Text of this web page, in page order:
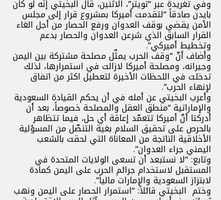
وفي تغريدة عبر “تويتر”، الاثنين، قال البخيتي إنّه لو كان
بايدن صادقاً “لتقدمت أميركا بمشروع قرار إلى مجلس
الأمن يقضي بوقف العدوان ورفع الحصار من أجل الغاء
القرار السابق الذي شرعن العدوان والحصار بدعم
وتخطيط أميركي”.
وأضاف أنّ “وقف الحرب يمثّل مصلحة مشتركة بين اليمن
وجيرانه، ومصلحة أميركا لازالت في استمرارها، لذلك
تدخلت في اللحظات الأخيرة لتعطيل اكثر من اتفاق
لإنهاء الحرب”.
وأعرب البخيتي عن أمله في أن يحكم القيادة السعودية
والإماراتية “منطق العقل والمصلحة خصوصاً، بعد أن
أدركتا أنّ أميركا تتعمّد إعاقة أي حل، فيما تتظاهر
بالحرص على تحقيق السلام بغية التنصّل من المسؤلية
الأخلاقية الناتجة من المعاناة التي لحقت بالشعب
اليمني جراء العدوان”.
وتابع: “لا نستبعد أن تسعى الولايات المتحدة في
المستقبل لاستخدام جرائم الحرب على اليمن كمادة
لابتزاز السعودية والإمارات مالياً”.
وختم البخيتي قائلاً: “استمرار الحصار على اليمن ونهب